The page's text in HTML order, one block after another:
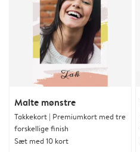
Malte mønstre
Takkekort | Premiumkort med tre
forskellige finish
Sæt med 10 kort